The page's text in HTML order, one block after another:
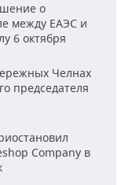
о
между ЕАЭС и
6 октября
Челнах
председателя
Company в